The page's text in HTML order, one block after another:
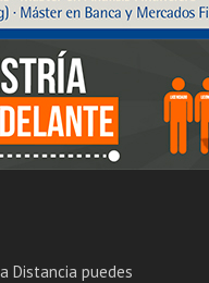
Distancia puedes